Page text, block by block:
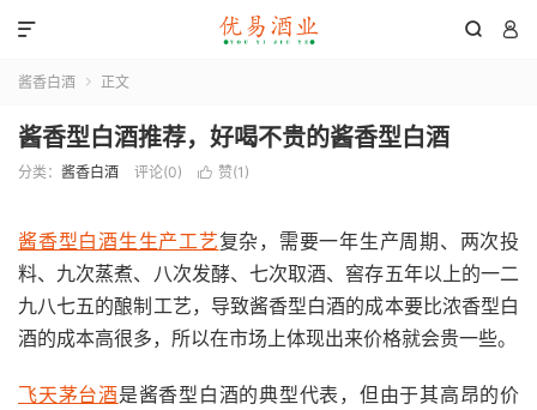
 

酱香白酒  正文
酱香型白酒推荐，好喝不贵的酱香型白酒
分类： 酱香白酒 评论(0)  赞(1 )
酱香型白酒生生产工艺复杂，需要一年生产周期、两次投
料、九次蒸煮、八次发酵、七次取酒、窖存五年以上的一二
九八七五的酿制工艺，导致酱香型白酒的成本要比浓香型白
酒的成本高很多，所以在市场上体现出来价格就会贵一些。
飞天茅台酒是酱香型白酒的典型代表，但由于其高昂的价